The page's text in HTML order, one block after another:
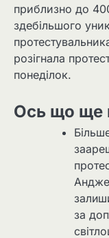
приблизно до
здебільшого
розігнала
понеділок.
Ось що ще
за